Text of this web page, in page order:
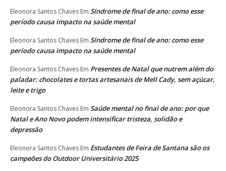
Eleonora Santos Chaves Em Síndrome de final de ano: como esse
período causa impacto na saúde mental
Eleonora Santos Chaves Em Síndrome de final de ano: como esse
período causa impacto na saúde mental
Eleonora Santos Chaves Em Presentes de Natal que nutrem além do
paladar: chocolates e tortas artesanais de Mell Cady, sem açúcar,
leite e trigo
Eleonora Santos Chaves Em Saúde mental no final de ano: por que
Natal e Ano Novo podem intensificar tristeza, solidão e
depressão
Eleonora Santos Chaves Em Estudantes de Feira de Santana são os
campeões do Outdoor Universitário 2025